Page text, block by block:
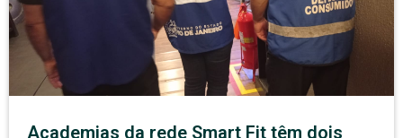
Academias da rede Smart Fit têm dois